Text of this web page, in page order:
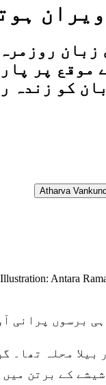
موقع پر
کو زندہ
Atharva
Illustration: Antara
برسوں پرانی
کے برتن